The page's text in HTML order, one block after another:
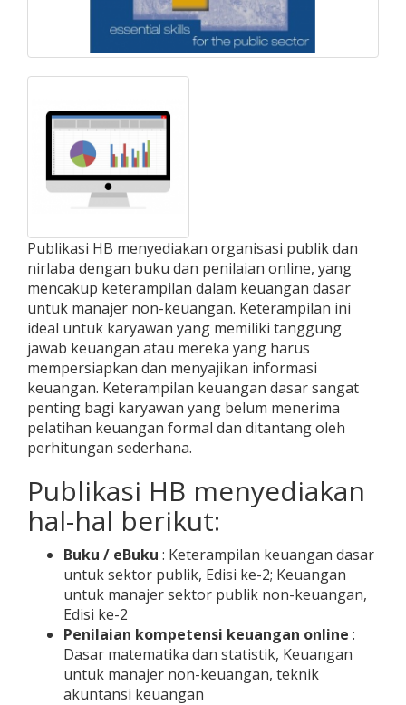
Publikasi HB menyediakan organisasi publik dan
nirlaba dengan buku dan penilaian online, yang
mencakup keterampilan dalam keuangan dasar
untuk manajer non-keuangan. Keterampilan ini
ideal untuk karyawan yang memiliki tanggung
jawab keuangan atau mereka yang harus
mempersiapkan dan menyajikan informasi
keuangan. Keterampilan keuangan dasar sangat
penting bagi karyawan yang belum menerima
pelatihan keuangan formal dan ditantang oleh
perhitungan sederhana.
Publikasi HB menyediakan
hal-hal berikut:
Buku / eBuku : Keterampilan keuangan dasar
untuk sektor publik, Edisi ke-2; Keuangan
untuk manajer sektor publik non-keuangan,
Edisi ke-2
Penilaian kompetensi keuangan online :
Dasar matematika dan statistik, Keuangan
untuk manajer non-keuangan, teknik
akuntansi keuangan